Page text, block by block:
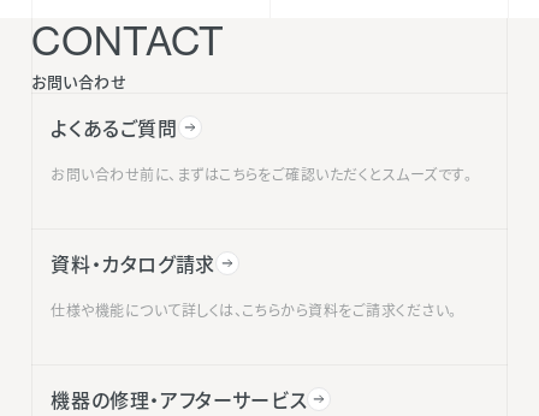
CONTACT
お問い合わせ
よくあるご質問
お問い合わせ前に、まずはこちらをご確認いただくとスムーズです。
資料・カタログ請求
仕様や機能について詳しくは、こちらから資料をご請求ください。
機器の修理・アフターサービス